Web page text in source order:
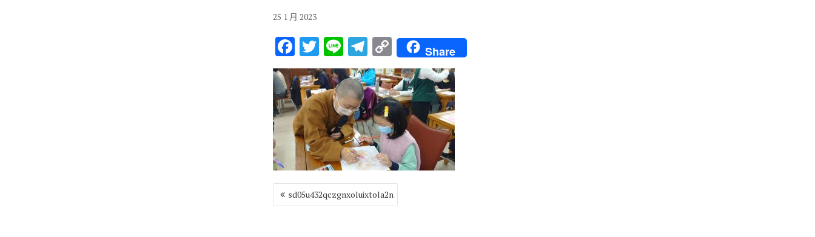
25 1 月 2023
F
ac
e
b
o
o
k
T
w
it
te
r
Li
n
e
T
el
e
gr
a
m
C
o
p
y
Li
n
k
Share
文
章
sd05u432qczgnxoluixtola2n